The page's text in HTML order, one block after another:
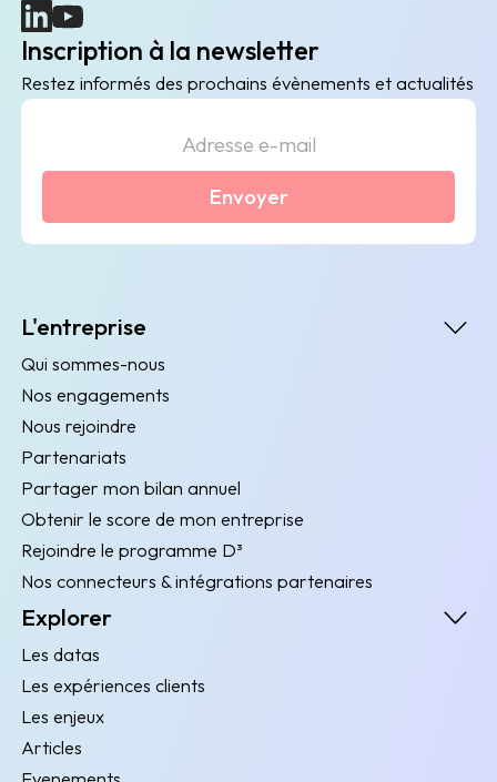
(nouvelle fenêtre)
(nouvelle fenêtre)
Inscription à la newsletter
Restez informés des prochains évènements et actualités
Envoyer
L'entreprise
Qui sommes-nous
Nos engagements
Nous rejoindre
Partenariats
Partager mon bilan annuel
Obtenir le score de mon entreprise
Rejoindre le programme D³
Nos connecteurs & intégrations partenaires
Explorer
Les datas
Les expériences clients
Les enjeux
Articles